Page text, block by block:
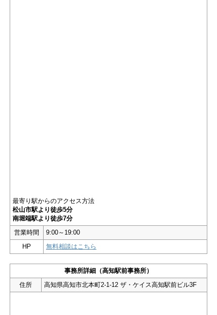
最寄り駅からのアクセス方法
松山市駅より徒歩5分
南堀端駅より徒歩7分
営業時間
9:00～19:00
HP
無料相談はこちら
事務所詳細（高知駅前事務所）
住所
高知県高知市北本町2-1-12 ザ・ケイス高知駅前ビル3F